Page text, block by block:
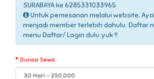
SURABAYA ke 6285331033965
Untuk pemesanan melalui website,
menjadi member terlebih dahulu. Daftar
menu Daftar/ Login dulu yuk !!
Durasi Sewa